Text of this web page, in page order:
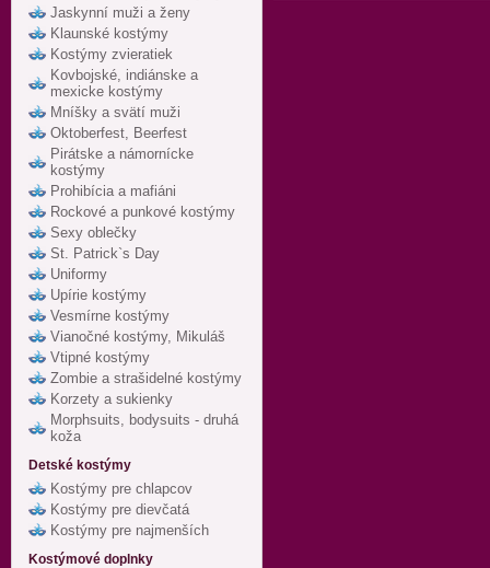
Jaskynní muži a ženy
Klaunské kostýmy
Kostýmy zvieratiek
Kovbojské, indiánske a
mexicke kostýmy
Mníšky a svätí muži
Oktoberfest, Beerfest
Pirátske a námornícke
kostýmy
Prohibícia a mafiáni
Rockové a punkové kostýmy
Sexy oblečky
St. Patrick`s Day
Uniformy
Upírie kostýmy
Vesmírne kostýmy
Vianočné kostýmy, Mikuláš
Vtipné kostýmy
Zombie a strašidelné kostýmy
Korzety a sukienky
Morphsuits, bodysuits - druhá
koža
Detské kostýmy
Kostýmy pre chlapcov
Kostýmy pre dievčatá
Kostýmy pre najmenších
Kostýmové doplnky